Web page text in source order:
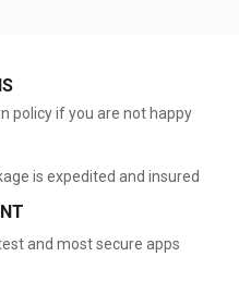
policy if you are not happy
is expedited and insured
and most secure apps